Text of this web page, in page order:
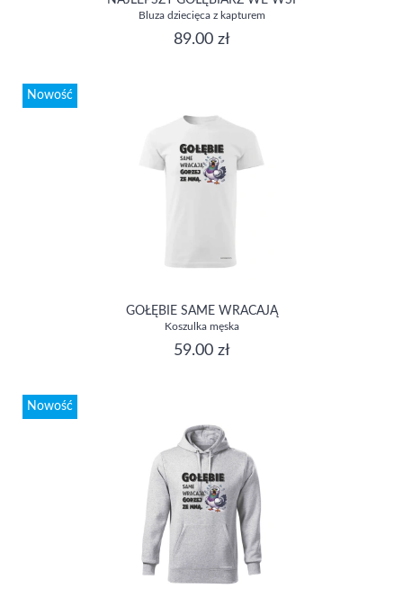
Bluza dziecięca z kapturem
89.00 zł
Nowość
GOŁĘBIE SAME WRACAJĄ
Koszulka męska
59.00 zł
Nowość